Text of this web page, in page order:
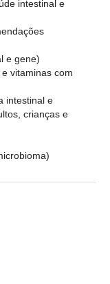
intestinal e
e gene)
vitaminas com
intestinal e
crianças e